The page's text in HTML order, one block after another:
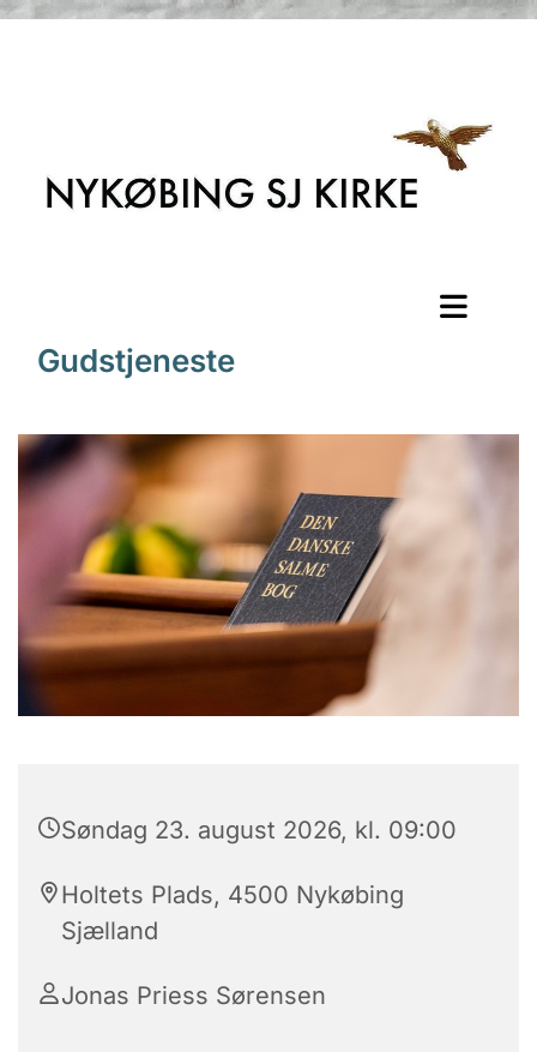
Gudstjeneste
Søndag 23. august 2026, kl. 09:00
Holtets Plads, 4500 Nykøbing
Sjælland
Jonas Priess Sørensen